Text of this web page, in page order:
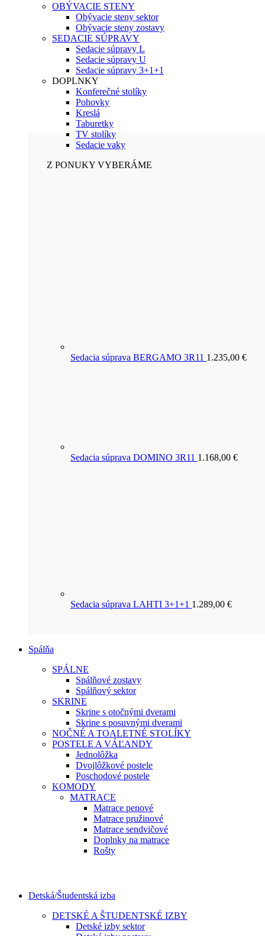
OBÝVACIE STENY
Obývacie steny sektor
Obývacie steny zostavy
SEDACIE SÚPRAVY
Sedacie súpravy L
Sedacie súpravy U
Sedacie súpravy 3+1+1
DOPLNKY
Konferečné stolíky
Pohovky
Kreslá
Taburetky
TV stolíky
Sedacie vaky
Z PONUKY VYBERÁME
Sedacia súprava BERGAMO 3R11 1.235,00 €
Sedacia súprava DOMINO 3R11 1.168,00 €
Sedacia súprava LAHTI 3+1+1 1.289,00 €
Spálňa
SPÁLNE
Spálňové zostavy
Spálňový sektor
SKRINE
Skrine s otočnými dverami
Skrine s posuvnými dverami
NOČNÉ A TOALETNÉ STOLÍKY
POSTELE A VÁĽANDY
Jednolôžka
Dvojlôžkové postele
Poschodové postele
KOMODY
MATRACE
Matrace penové
Matrace pružinové
Matrace sendvičové
Doplnky na matrace
Rošty
Detská/Študentská izba
DETSKÉ A ŠTUDENTSKÉ IZBY
Detské izby sektor